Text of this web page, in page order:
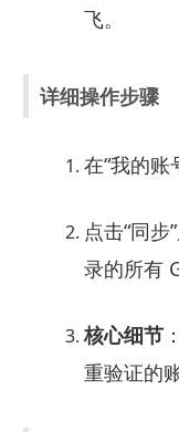
飞。
详细操作步骤
在“我的账
点击“同
录的所有
核心细节
重验证的